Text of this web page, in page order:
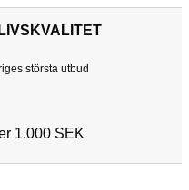
största utbud
1.000 SEK
Kunderna älskar oss
returrattutbud